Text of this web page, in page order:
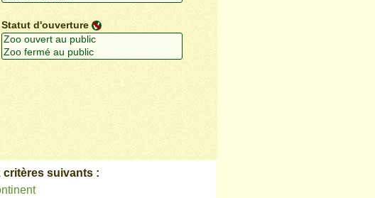
Statut d'ouverture
critères suivants :